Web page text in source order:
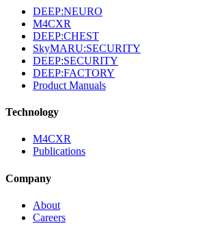
DEEP:NEURO
M4CXR
DEEP:CHEST
SkyMARU:SECURITY
DEEP:SECURITY
DEEP:FACTORY
Product Manuals
Technology
M4CXR
Publications
Company
About
Careers